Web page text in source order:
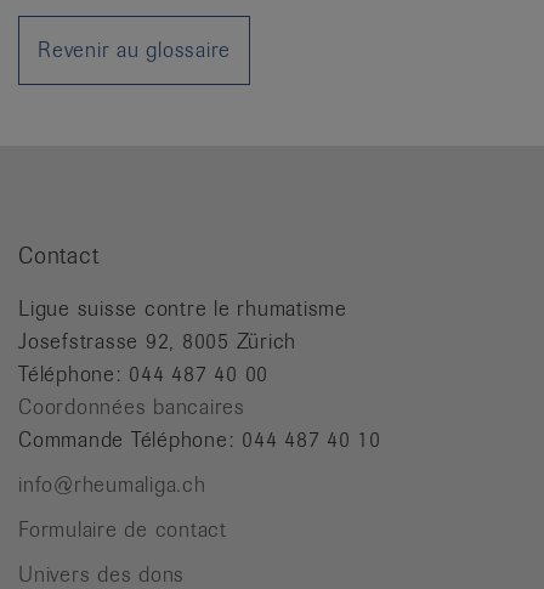
Revenir au glossaire
Contact
Ligue suisse contre le rhumatisme
Josefstrasse 92, 8005 Zürich
Téléphone: 044 487 40 00
Coordonnées bancaires
Commande Téléphone: 044 487 40 10
info@rheumaliga.ch
Formulaire de contact
Univers des dons